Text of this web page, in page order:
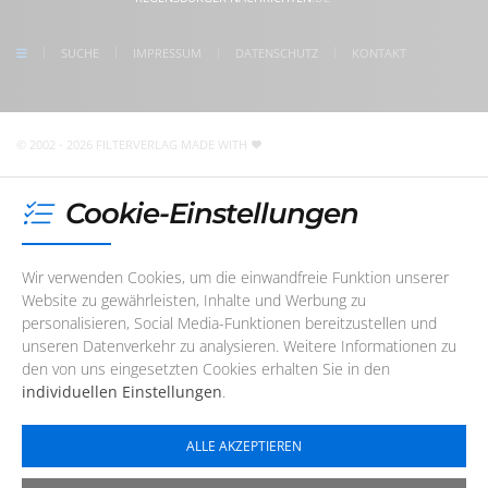
SUCHE IMPRESSUM DATENSCHUTZ KONTAKT
© 2002 - 2026 FILTERVERLAG MADE WITH
Cookie-Einstellungen
Wir verwenden Cookies, um die einwandfreie Funktion unserer
Website zu gewährleisten, Inhalte und Werbung zu
personalisieren, Social Media-Funktionen bereitzustellen und
unseren Datenverkehr zu analysieren. Weitere Informationen zu
den von uns eingesetzten Cookies erhalten Sie in den
individuellen Einstellungen.
ALLE AKZEPTIEREN